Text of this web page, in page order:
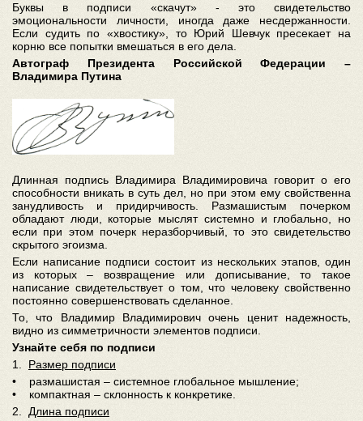
Буквы в подписи «скачут» - это свидетельство
эмоциональности личности, иногда даже несдержанности.
Если судить по «хвостику», то Юрий Шевчук пресекает на
корню все попытки вмешаться в его дела.
Автограф Президента Российской Федерации –
Владимира Путина
Длинная подпись Владимира Владимировича говорит о его
способности вникать в суть дел, но при этом ему свойственна
занудливость и придирчивость. Размашистым почерком
обладают люди, которые мыслят системно и глобально, но
если при этом почерк неразборчивый, то это свидетельство
скрытого эгоизма.
Если написание подписи состоит из нескольких этапов, один
из которых – возвращение или дописывание, то такое
написание свидетельствует о том, что человеку свойственно
постоянно совершенствовать сделанное.
То, что Владимир Владимирович очень ценит надежность,
видно из симметричности элементов подписи.
Узнайте себя по подписи
1. Размер подписи
• размашистая – системное глобальное мышление;
• компактная – склонность к конкретике.
2. Длина подписи